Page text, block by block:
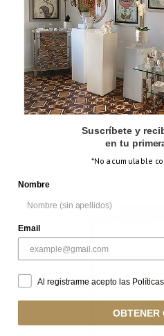
Suscríbete y
en tu
*No acumulable
Nombre
Email
Al registrarme acepto las
OBTENER